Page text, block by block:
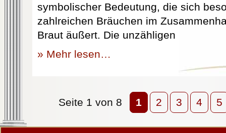
symbolischer Bedeutung, die sich
zahlreichen Bräuchen im
Braut äußert. Die unzähligen
» Mehr lesen…
Seite 1 von 8 1 2 3 4 5